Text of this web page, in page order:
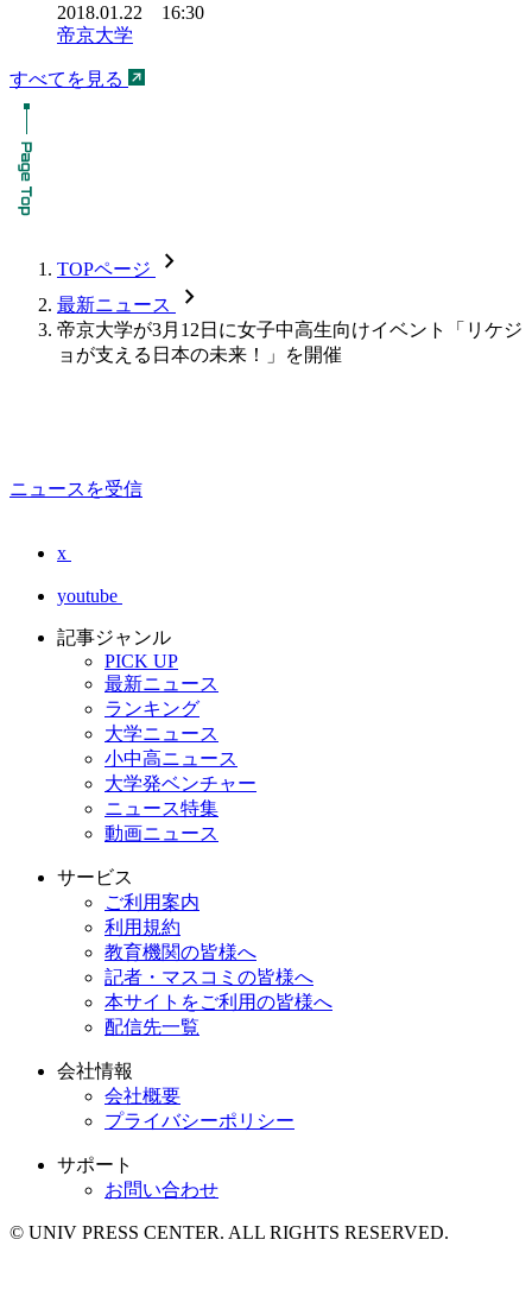
2018.01.22 16:30
帝京大学
すべてを見る
TOPページ chevron_forward
最新ニュース chevron_forward
帝京大学が3月12日に女子中高生向けイベント「リケジ
ョが支える日本の未来！」を開催
ニュースを受信
x
youtube
記事ジャンル
PICK UP
最新ニュース
ランキング
大学ニュース
小中高ニュース
大学発ベンチャー
ニュース特集
動画ニュース
サービス
ご利用案内
利用規約
教育機関の皆様へ
記者・マスコミの皆様へ
本サイトをご利用の皆様へ
配信先一覧
会社情報
会社概要
プライバシーポリシー
サポート
お問い合わせ
© UNIV PRESS CENTER. ALL RIGHTS RESERVED.